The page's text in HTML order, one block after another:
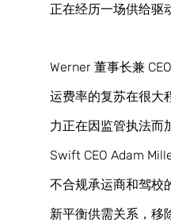
正在经历一场供给驱
Werner 董事长兼
运费率的复苏在很大
力正在因监管执法而
Swift CEO Adam
不合规承运商和驾校
新平衡供需关系，移